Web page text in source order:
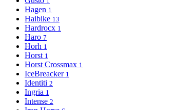
Hagen 1
Haibike 13
Hardrocx 1
Haro 7
Horh 1
Horst 1
Horst Crossmax 1
IceBreacker 1
Identiti 2
Ingria 1
Intense 2